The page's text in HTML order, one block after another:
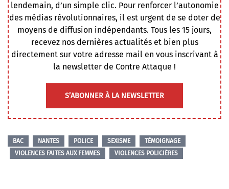
lendemain, d’un simple clic. Pour renforcer l’autonomie
des médias révolutionnaires, il est urgent de se doter de
moyens de diffusion indépendants. Tous les 15 jours,
recevez nos dernières actualités et bien plus
directement sur votre adresse mail en vous inscrivant à
la newsletter de Contre Attaque !
S’ABONNER À LA NEWSLETTER
BAC NANTES POLICE SEXISME
TÉMOIGNAGE
VIOLENCES FAITES AUX FEMMES
VIOLENCES POLICIÈRES